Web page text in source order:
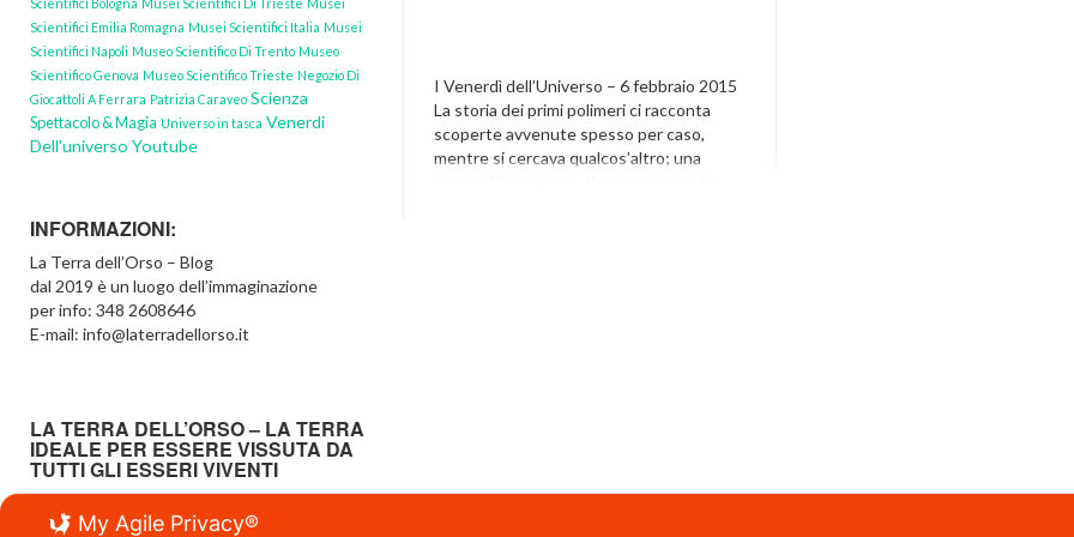
I Venerdì dell’Universo – 6 febbraio 2015
La storia dei primi polimeri ci racconta
scoperte avvenute spesso per caso,
mentre si cercava qualcos’altro; una
Scientifici Emilia Romagna Musei Scientifici Italia Musei
Scientifici Napoli Museo Scientifico Di Trento Museo
Scientifico Genova Museo Scientifico Trieste Negozio Di
Giocattoli A Ferrara Patrizia Caraveo Scienza
Spettacolo & Magia Universo in tasca Venerdi
Dell'universo Youtube
INFORMAZIONI:
La Terra dell’Orso – Blog
dal 2019 è un luogo dell’immaginazione
per info: 348 2608646
E-mail: info@laterradellorso.it
LA TERRA DELL’ORSO – LA TERRA
IDEALE PER ESSERE VISSUTA DA
TUTTI GLI ESSERI VIVENTI
…a tutte le età
My Agile Privacy®